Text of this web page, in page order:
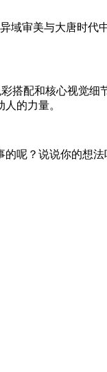
域审美与大唐时代
搭配和核心视觉细
的力量。
呢？说说你的想法